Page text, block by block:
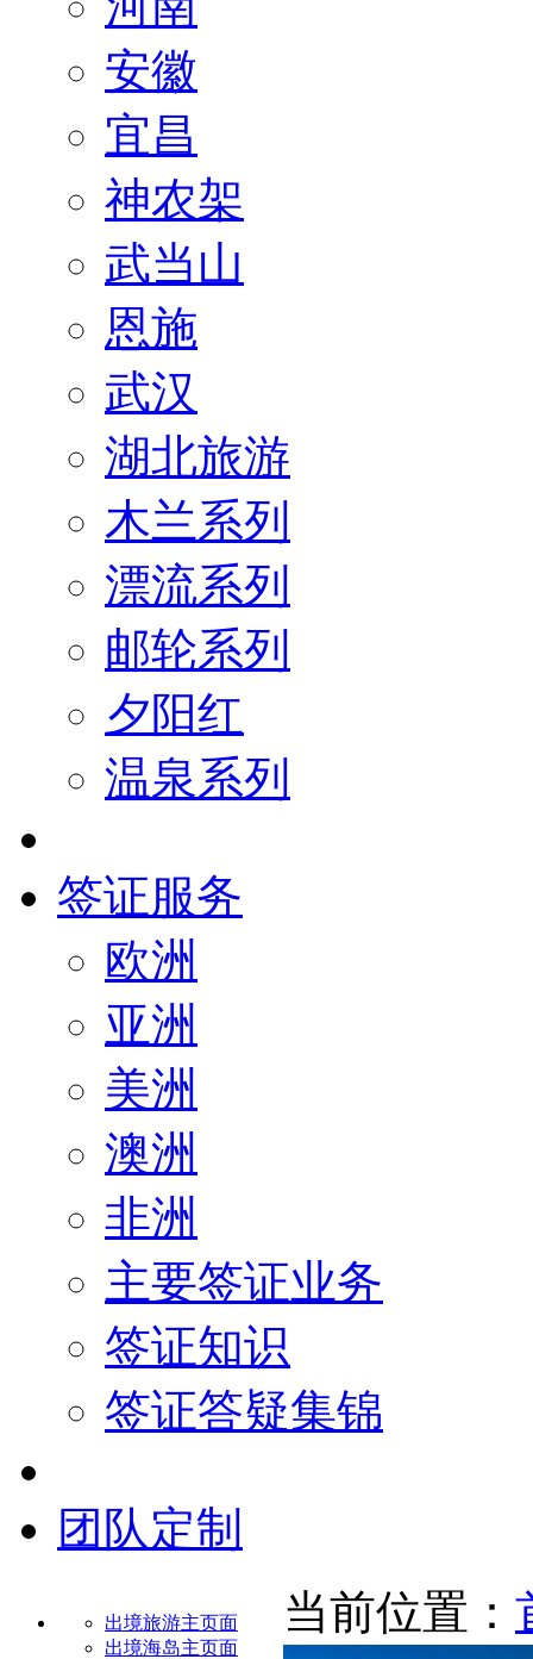
安徽
宜昌
神农架
武当山
恩施
武汉
湖北旅游
木兰系列
漂流系列
邮轮系列
夕阳红
温泉系列
签证服务
欧洲
亚洲
美洲
澳洲
非洲
主要签证业务
签证知识
签证答疑集锦
团队定制
出境旅游主页面
出境海岛主页面
当前位置：